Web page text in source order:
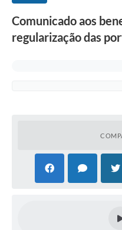
Relatórios
Comunicado aos
regularização das